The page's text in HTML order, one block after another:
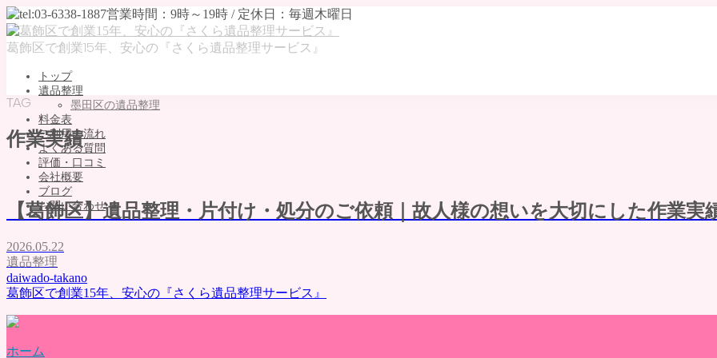
葛飾区で創業15年、安心の『さくら遺品整理サービス』
トップ
遺品整理
墨田区の遺品整理
料金表
ご利用の流れ
よくある質問
評価・口コミ
会社概要
ブログ
お問い合わせ
トップ
遺品整理
墨田区の遺品整理
料金表
よくある質問
TAG
作業実績
【葛飾区】遺品整理・片付け・処分のご依頼｜故人様の想いを大切にした作業実
2026.05.22
遺品整理
daiwado-takano
葛飾区で創業15年、安心の『さくら遺品整理サービス』
ホーム